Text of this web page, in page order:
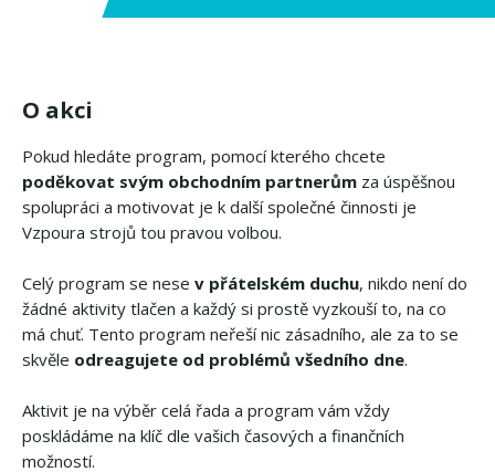
O akci
Pokud hledáte program, pomocí kterého chcete
poděkovat svým obchodním partnerům za úspěšnou
spolupráci a motivovat je k další společné činnosti je
Vzpoura strojů tou pravou volbou.
Celý program se nese v přátelském duchu, nikdo není do
žádné aktivity tlačen a každý si prostě vyzkouší to, na co
má chuť. Tento program neřeší nic zásadního, ale za to se
skvěle odreagujete od problémů všedního dne.
Aktivit je na výběr celá řada a program vám vždy
poskládáme na klíč dle vašich časových a finančních
možností.